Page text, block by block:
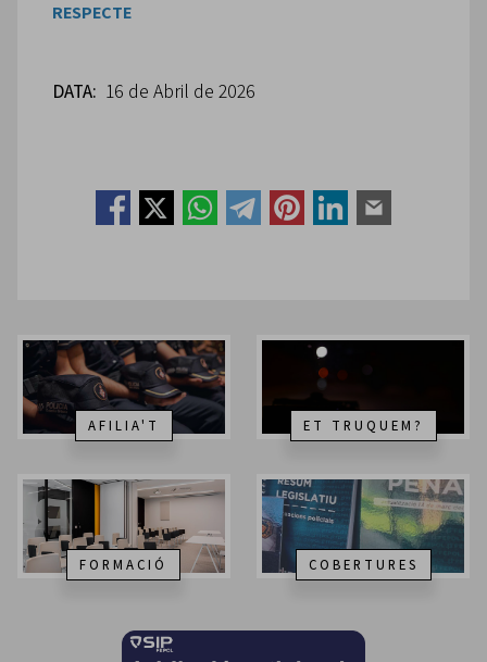
RESPECTE
DATA: 16 de Abril de 2026
AFILIA'T ET TRUQUEM?
FORMACIÓ COBERTURES